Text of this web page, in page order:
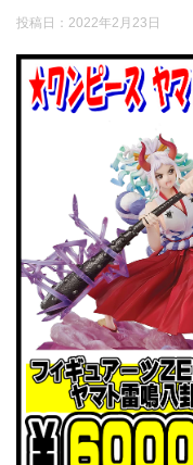
投稿日： 2022年2月23日